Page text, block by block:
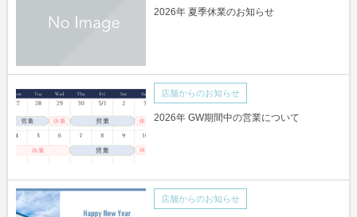
2026年 夏季休業のお知らせ
店舗からのお知らせ
2026年 GW期間中の営業について
店舗からのお知らせ